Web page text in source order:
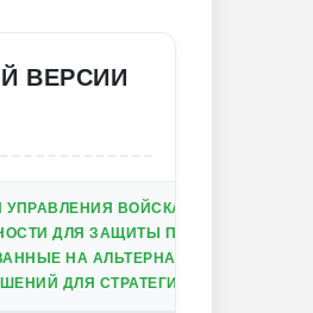
ВЕРСИИ
ВОЙСКАМИ
ДЛЯ ЗАЩИТЫ ПОЗИЦИЙ
НА АЛЬТЕРНАТИВНОЙ ИСТОРИИ
ДЛЯ СТРАТЕГИИ